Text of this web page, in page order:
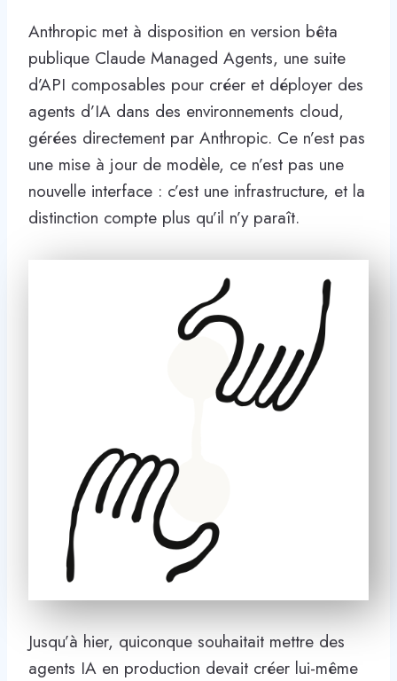
Anthropic met à disposition en version bêta
publique Claude Managed Agents, une suite
d’API composables pour créer et déployer des
agents d’IA dans des environnements cloud,
gérées directement par Anthropic. Ce n’est pas
une mise à jour de modèle, ce n’est pas une
nouvelle interface : c’est une infrastructure, et la
distinction compte plus qu’il n’y paraît.
Jusqu’à hier, quiconque souhaitait mettre des
agents IA en production devait créer lui-même